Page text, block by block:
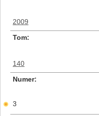
2009
Tom
140
Numer
3